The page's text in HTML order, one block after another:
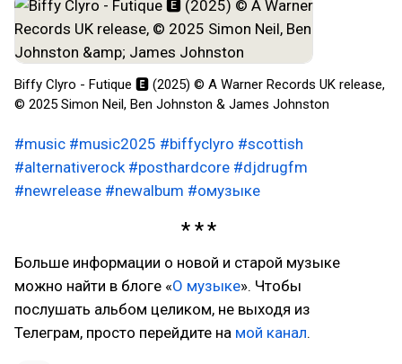
Biffy Clyro - Futique 🅴 (2025) © A Warner Records UK release,
© 2025 Simon Neil, Ben Johnston & James Johnston
#music #music2025 #biffyclyro #scottish
#alternativerock #posthardcore #djdrugfm
#newrelease #newalbum #омузыке
Больше информации о новой и старой музыке
можно найти в блоге «О музыке». Чтобы
послушать альбом целиком, не выходя из
Телеграм, просто перейдите на мой канал.